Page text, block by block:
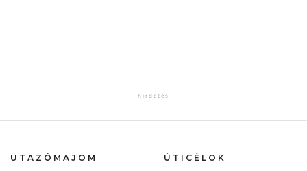
UTAZÓMAJOM ÚTICÉLOK